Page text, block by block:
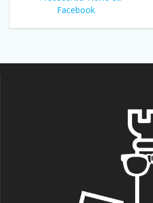
articoli
precedente:
Facebook